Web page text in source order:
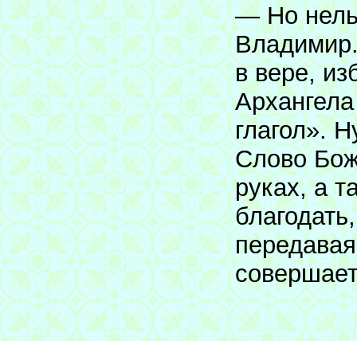
— Но
в вере,
глагол».
Слово
руках, а